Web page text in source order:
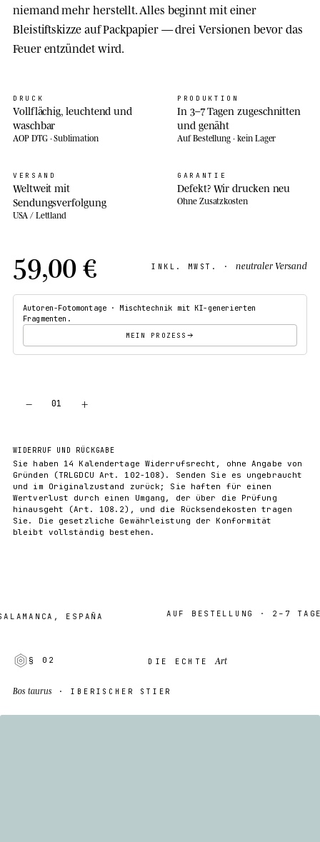
niemand mehr herstellt. Alles beginnt mit einer
Bleistiftskizze auf Packpapier — drei Versionen bevor das
Feuer entzündet wird.
DRUCK
Vollflächig, leuchtend und
waschbar
AOP DTG · Sublimation
PRODUKTION
In 3–7 Tagen zugeschnitten
und genäht
Auf Bestellung · kein Lager
VERSAND
Weltweit mit
Sendungsverfolgung
USA / Lettland
GARANTIE
Defekt? Wir drucken neu
Ohne Zusatzkosten
59,00 € INKL. MWST. · neutraler Versand
Autoren-Fotomontage · Mischtechnik mit KI-generierten
Fragmenten.
MEIN PROZESS
− 01 +
WIDERRUF UND RÜCKGABE
Sie haben 14 Kalendertage Widerrufsrecht, ohne Angabe von
Gründen (TRLGDCU Art. 102-108). Senden Sie es ungebraucht
und im Originalzustand zurück; Sie haften für einen
Wertverlust durch einen Umgang, der über die Prüfung
hinausgeht (Art. 108.2), und die Rücksendekosten tragen
Sie. Die gesetzliche Gewährleistung der Konformität
bleibt vollständig bestehen.
ESPAÑA AUF BESTELLUNG · 2–7 TAGE
§ 02 DIE ECHTEArt
Bos taurus · IBERISCHER STIER